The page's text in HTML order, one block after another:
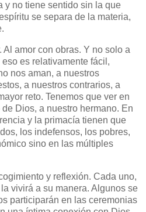
y no tiene sentido sin la que
se separa de la materia,
Al amor con obras. Y no solo a
es relativamente fácil,
nos aman, a nuestros
a nuestros contrarios, a
reto. Tenemos que ver en
Dios, a nuestro hermano. En
y la primacía tienen que
los indefensos, los pobres,
sino en las múltiples
y reflexión. Cada uno,
vivirá a su manera. Algunos se
participarán en las ceremonias